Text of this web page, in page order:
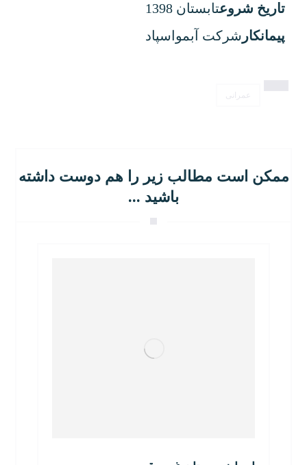
تاریخ شروعتابستان 1398
پیمانکار شرکت آبمواسپاد
ممکن است مطالب زیر را هم دوست داشته
باشید ...